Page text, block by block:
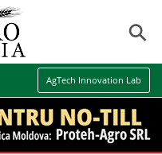
⚲
AgTech Innovation Lab